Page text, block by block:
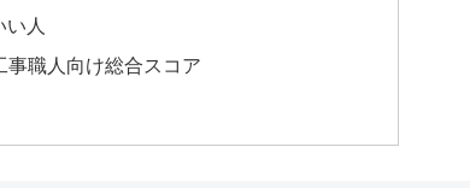
い人
職人向け総合スコア